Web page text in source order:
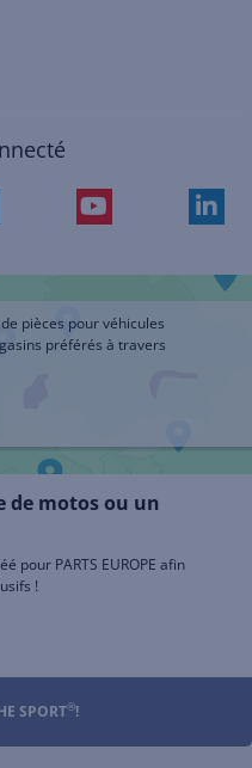
pièces pour véhicules
préférés à travers
de motos ou un
pour PARTS EUROPE afin
!
SPORT®!